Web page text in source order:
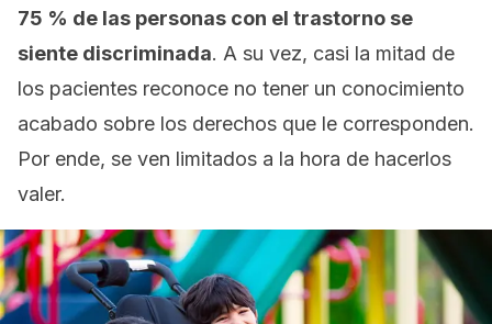
75 % de las personas con el trastorno se
siente discriminada. A su vez, casi la mitad de
los pacientes reconoce no tener un conocimiento
acabado sobre los derechos que le corresponden.
Por ende, se ven limitados a la hora de hacerlos
valer.